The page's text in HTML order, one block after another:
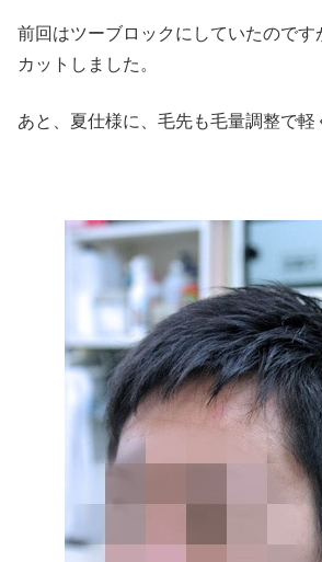
前回はツーブロックにしていたのです
カットしました。
あと、夏仕様に、毛先も毛量調整で軽